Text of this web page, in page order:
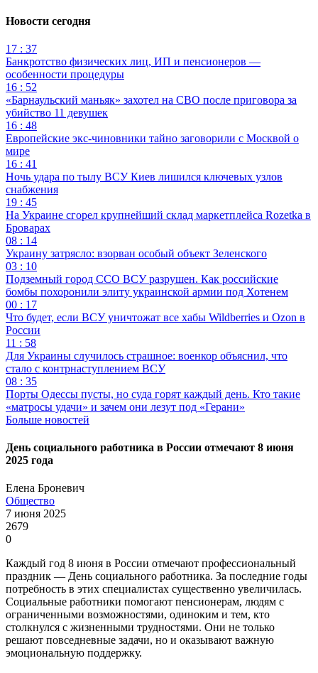
Новости сегодня
17 : 37
Банкротство физических лиц, ИП и пенсионеров —
особенности процедуры
16 : 52
«Барнаульский маньяк» захотел на СВО после приговора за
убийство 11 девушек
16 : 48
Европейские экс-чиновники тайно заговорили с Москвой о
мире
16 : 41
Ночь удара по тылу ВСУ Киев лишился ключевых узлов
снабжения
19 : 45
На Украине сгорел крупнейший склад маркетплейса Rozetka в
Броварах
08 : 14
Украину затрясло: взорван особый объект Зеленского
03 : 10
Подземный город ССО ВСУ разрушен. Как российские
бомбы похоронили элиту украинской армии под Хотенем
00 : 17
Что будет, если ВСУ уничтожат все хабы Wildberries и Ozon в
России
11 : 58
Для Украины случилось страшное: военкор объяснил, что
стало с контрнаступлением ВСУ
08 : 35
Порты Одессы пусты, но суда горят каждый день. Кто такие
«матросы удачи» и зачем они лезут под «Герани»
Больше новостей
День социального работника в России отмечают 8 июня
2025 года
Елена Броневич
Общество
7 июня 2025
2679
0
Каждый год 8 июня в России отмечают профессиональный
праздник — День социального работника. За последние годы
потребность в этих специалистах существенно увеличилась.
Социальные работники помогают пенсионерам, людям с
ограниченными возможностями, одиноким и тем, кто
столкнулся с жизненными трудностями. Они не только
решают повседневные задачи, но и оказывают важную
эмоциональную поддержку.